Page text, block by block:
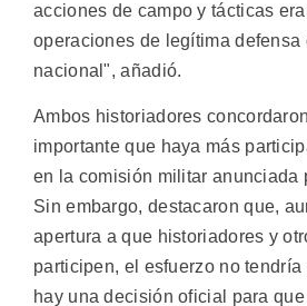
acciones de campo y tácticas
operaciones de legítima defensa
nacional", añadió.
Ambos historiadores
importante que haya más
en la comisión militar anunciada
Sin embargo, destacaron que,
apertura a que historiadores y
participen, el esfuerzo no
hay una decisión oficial para